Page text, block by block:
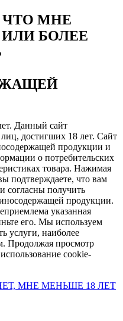
МНЕ
БОЛЕЕ
Данный сайт
достигших 18 лет. Сайт
продукции и
о потребительских
товара. Нажимая
подтверждаете, что вам
согласны получить
продукции.
указанная
его. Мы используем
услуги, наиболее
Продолжая просмотр
cookie-
МНЕ МЕНЬШЕ 18 ЛЕТ